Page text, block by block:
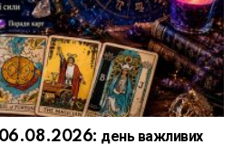
06.08.2026: день важливих